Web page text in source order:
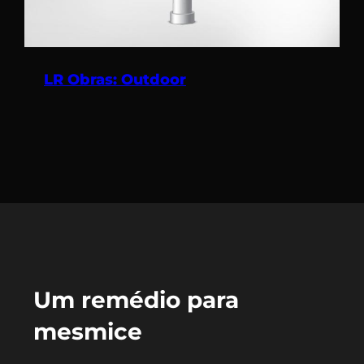
LR Obras: Outdoor
Um remédio para
mesmice